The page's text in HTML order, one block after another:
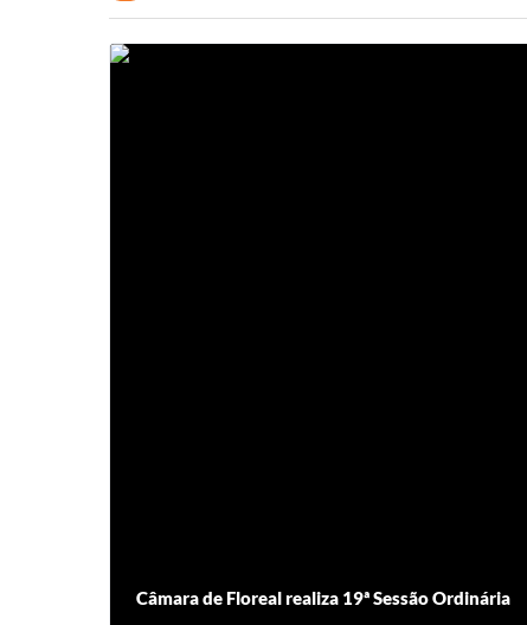
Câmara de Floreal realiza 19ª Sessão Ordinária